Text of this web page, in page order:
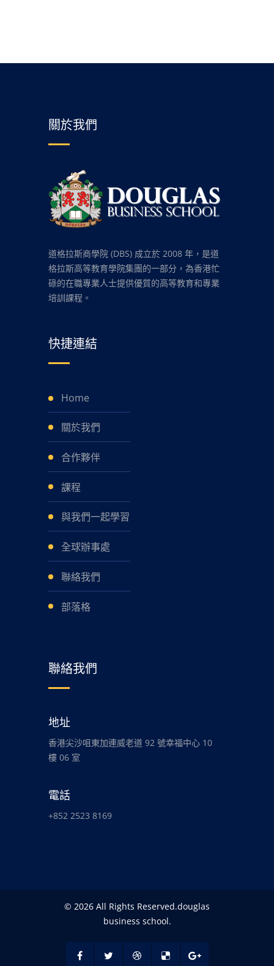
關於我們
道格拉斯商學院 (DBS) 成立於 2008 年，是道
格拉斯高等教育學院集團的一部分，為香港忙
碌的在職專業人士提供優質的高等教育和專業
培訓課程。
快捷連結
Home
關於我們
合作夥伴
課程
與我們一起學習
全球辦事處
聯絡我們
部落格
聯絡我們
地址
香港尖沙咀東加連威老道 92 號幸福中心 10
樓 06 室
電話
+852 2523 8169
© 2026 All Rights Reserved.douglas
business school.